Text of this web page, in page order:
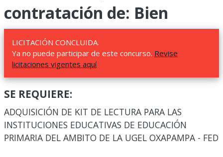
contratación de: Bien
LICITACIÓN CONCLUIDA.
Ya no puede participar de este concurso. Revise
licitaciones vigentes aquí
SE REQUIERE:
ADQUISICIÓN DE KIT DE LECTURA PARA LAS
INSTITUCIONES EDUCATIVAS DE EDUCACIÓN
PRIMARIA DEL AMBITO DE LA UGEL OXAPAMPA - FED